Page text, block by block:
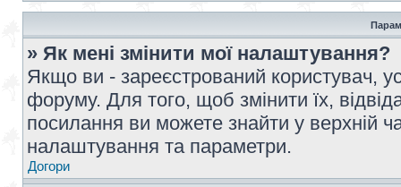
» Як мені змінити мої налаштування?
Якщо ви - зареєстрований користувач,
форуму. Для того, щоб змінити їх,
посилання ви можете знайти у верхній
налаштування та параметри.
Догори